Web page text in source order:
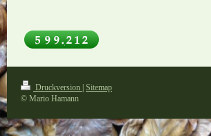
Druckversion
Sitemap
© Mario Hamann